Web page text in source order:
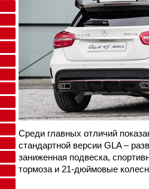
Среди главных отличий
стандартной версии GLA –
заниженная подвеска,
тормоза и 21-дюймовые